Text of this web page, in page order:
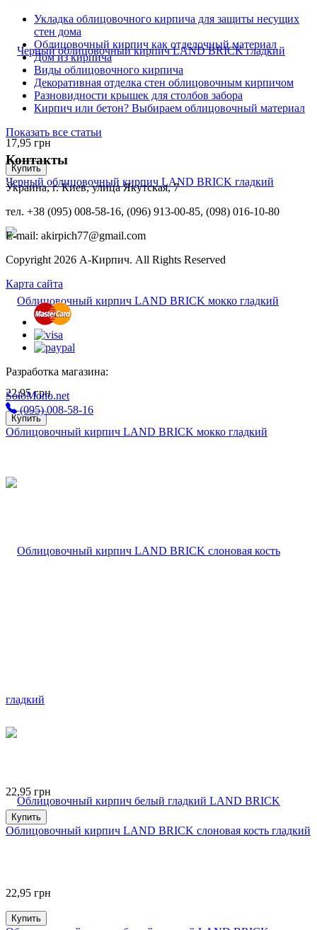
17,95 грн
Купить
Черный облицовочный кирпич LAND BRICK гладкий
22,95грн
Купить
Облицовочный кирпич LAND BRICK мокко гладкий
22,95 грн
Купить
Облицовочный кирпич LAND BRICK слоновая кость гладкий
22,95 грн
Купить
Укладка облицовочного кирпича для защиты несущих
стен дома
Облицовочный кирпич как отделочный материал
Дом из кирпича
Виды облицовочного кирпича
Декоративная отделка стен облицовочным кирпичом
Разновидности крышек для столбов забора
Кирпич или бетон? Выбираем облицовочный материал
Показать все статьи
Контакты
Украина, г. Киев, улица Якутская, 7
тел. +38 (095) 008-58-16, (096) 913-00-85, (098) 016-10-80
E-mail: akirpich77@gmail.com
Copyright 2026 А-Кирпич. All Rights Reserved
Карта сайта
Разработка магазина:
SoloMono.net
(095) 008-58-16